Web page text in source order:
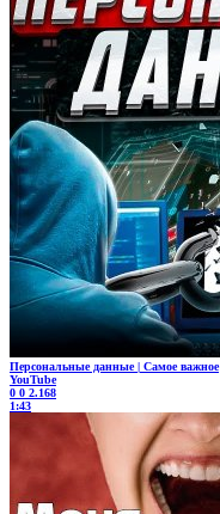
Персональные данные | Самое важное
YouTube
0 0 2.168
1:43